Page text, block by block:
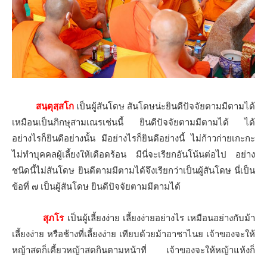
สนฺตุสฺสโก เป็นผู้สันโดษ สันโดษน่ะยินดีปัจจัยตามมีตามได้
เหมือนเป็นภิกษุสามเณรเช่นนี้ ยินดีปัจจัยตามมีตามได้ ได้
อย่างไรก็ยินดีอย่างนั้น มีอย่างไรก็ยินดีอย่างนี้ ไม่ก้าวก่ายเกะกะ
ไม่ทำบุคคลผู้เลี้ยงให้เดือดร้อน มีนี่จะเรียกอันโน้นต่อไป อย่าง
ชนิดนี้ไม่สันโดษ ยินดีตามมีตามได้จึงเรียกว่าเป็นผู้สันโดษ นี่เป็น
ข้อที่ ๗ เป็นผู้สันโดษ ยินดีปัจจัยตามมีตามได้
สุภโร เป็นผู้เลี้ยงง่าย เลี้ยงง่ายอย่างไร เหมือนอย่างกับม้า
เลี้ยงง่าย หรือช้างที่เลี้ยงง่าย เทียบด้วยม้าอาชาไนย เจ้าของจะให้
หญ้าสดก็เคี้ยวหญ้าสดกินตามหน้าที่ เจ้าของจะให้หญ้าแห้งก็